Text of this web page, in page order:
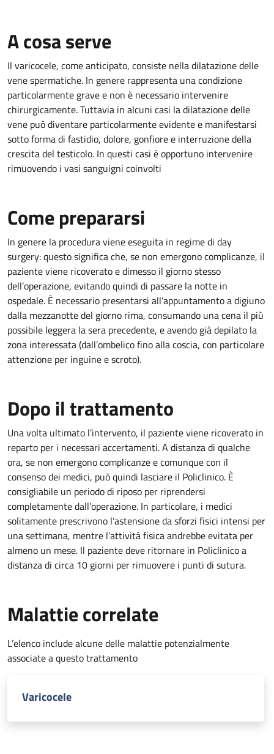
A cosa serve
Il varicocele, come anticipato, consiste nella dilatazione delle
vene spermatiche. In genere rappresenta una condizione
particolarmente grave e non è necessario intervenire
chirurgicamente. Tuttavia in alcuni casi la dilatazione delle
vene può diventare particolarmente evidente e manifestarsi
sotto forma di fastidio, dolore, gonfiore e interruzione della
crescita del testicolo. In questi casi è opportuno intervenire
rimuovendo i vasi sanguigni coinvolti
Come prepararsi
In genere la procedura viene eseguita in regime di day
surgery: questo significa che, se non emergono complicanze, il
paziente viene ricoverato e dimesso il giorno stesso
dell’operazione, evitando quindi di passare la notte in
ospedale. È necessario presentarsi all’appuntamento a digiuno
dalla mezzanotte del giorno rima, consumando una cena il più
possibile leggera la sera precedente, e avendo già depilato la
zona interessata (dall’ombelico fino alla coscia, con particolare
attenzione per inguine e scroto).
Dopo il trattamento
Una volta ultimato l’intervento, il paziente viene ricoverato in
reparto per i necessari accertamenti. A distanza di qualche
ora, se non emergono complicanze e comunque con il
consenso dei medici, può quindi lasciare il Policlinico. È
consigliabile un periodo di riposo per riprendersi
completamente dall’operazione. In particolare, i medici
solitamente prescrivono l’astensione da sforzi fisici intensi per
una settimana, mentre l’attività fisica andrebbe evitata per
almeno un mese. Il paziente deve ritornare in Policlinico a
distanza di circa 10 giorni per rimuovere i punti di sutura.
Malattie correlate
L’elenco include alcune delle malattie potenzialmente
associate a questo trattamento
Varicocele